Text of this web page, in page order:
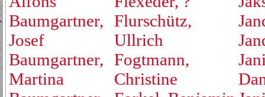
Baumgartner,
Josef
Baumgartner,
Martina
Flurschütz,
Ullrich
Fogtmann,
Christine